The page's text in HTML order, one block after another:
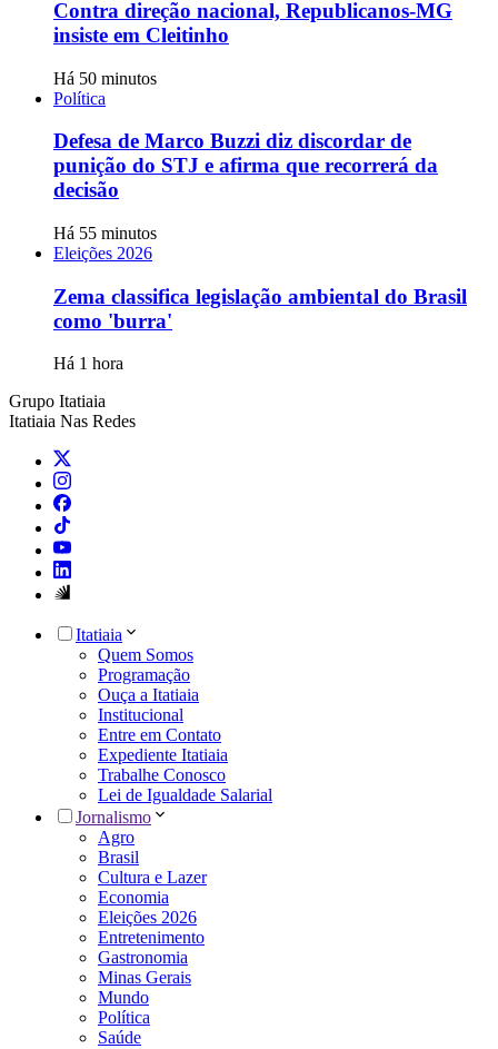
Contra direção nacional, Republicanos-MG
insiste em Cleitinho
Há 50 minutos
Política
Defesa de Marco Buzzi diz discordar de
punição do STJ e afirma que recorrerá da
decisão
Há 55 minutos
Eleições 2026
Zema classifica legislação ambiental do Brasil
como 'burra'
Há 1 hora
Grupo Itatiaia
Itatiaia Nas Redes
Itatiaia
Quem Somos
Programação
Ouça a Itatiaia
Institucional
Entre em Contato
Expediente Itatiaia
Trabalhe Conosco
Lei de Igualdade Salarial
Jornalismo
Agro
Brasil
Cultura e Lazer
Economia
Eleições 2026
Entretenimento
Gastronomia
Minas Gerais
Mundo
Política
Saúde